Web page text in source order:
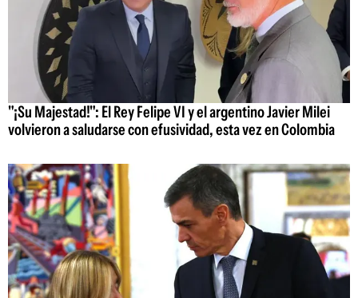
"¡Su Majestad!": El Rey Felipe VI y el argentino Javier Milei
volvieron a saludarse con efusividad, esta vez en Colombia